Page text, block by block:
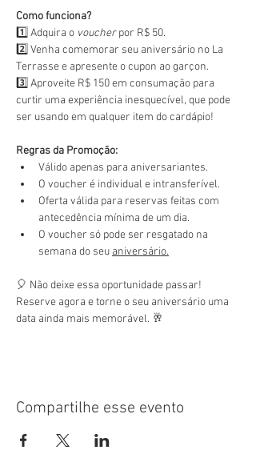
Como funciona?
1️⃣ Adquira o voucher por R$ 50.
2️⃣ Venha comemorar seu aniversário no La
Terrasse e apresente o cupon ao garçon.
3️⃣ Aproveite R$ 150 em consumação para
curtir uma experiência inesquecível, que pode
ser usando em qualquer item do cardápio!
Regras da Promoção:
Válido apenas para aniversariantes.
O voucher é individual e intransferível.
Oferta válida para reservas feitas com
antecedência mínima de um dia.
O voucher só pode ser resgatado na
semana do seu aniversário.
🎈 Não deixe essa oportunidade passar!
Reserve agora e torne o seu aniversário uma
data ainda mais memorável. 🥂
Compartilhe esse evento